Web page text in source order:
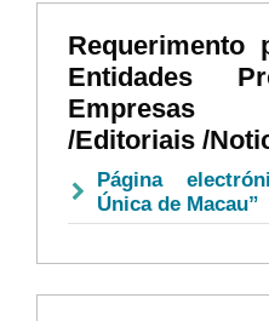
Requerimento
Entidades
Empresas
/Editoriais /
Página
Única de Macau”